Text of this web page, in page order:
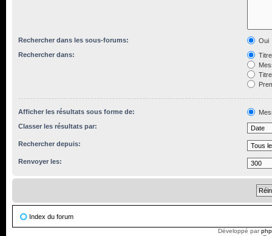
Rechercher dans les sous-forums:
Oui
Rechercher dans:
Afficher les résultats sous forme de:
Classer les résultats par:
Rechercher depuis:
Renvoyer les:
Index du forum
Développé par